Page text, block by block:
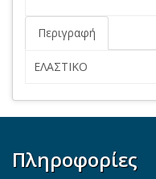
Περιγραφή
ΕΛΑΣΤΙΚΟ
Πληροφορίες